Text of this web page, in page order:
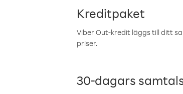
Kreditpaket
Viber Out-kredit läggs till ditt
priser.
30-dagars